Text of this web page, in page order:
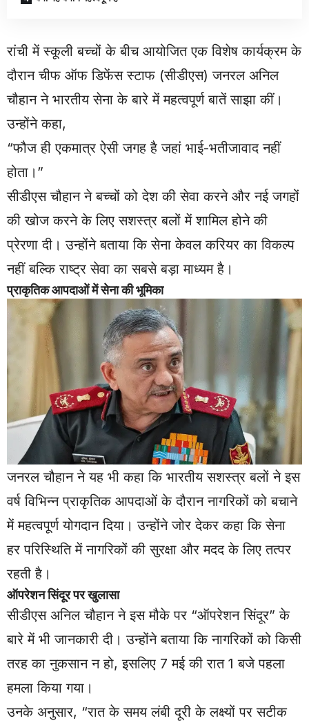
रांची में स्कूली बच्चों के बीच आयोजित एक विशेष कार्यक्रम के
दौरान चीफ ऑफ डिफेंस स्टाफ (सीडीएस) जनरल अनिल
चौहान ने भारतीय सेना के बारे में महत्वपूर्ण बातें साझा कीं।
उन्होंने कहा,
“फौज ही एकमात्र ऐसी जगह है जहां भाई-भतीजावाद नहीं
होता।”
सीडीएस चौहान ने बच्चों को देश की सेवा करने और नई जगहों
की खोज करने के लिए सशस्त्र बलों में शामिल होने की
प्रेरणा दी। उन्होंने बताया कि सेना केवल करियर का विकल्प
नहीं बल्कि राष्ट्र सेवा का सबसे बड़ा माध्यम है।
प्राकृतिक आपदाओं में सेना की भूमिका
जनरल चौहान ने यह भी कहा कि भारतीय सशस्त्र बलों ने इस
वर्ष विभिन्न प्राकृतिक आपदाओं के दौरान नागरिकों को बचाने
में महत्वपूर्ण योगदान दिया। उन्होंने जोर देकर कहा कि सेना
हर परिस्थिति में नागरिकों की सुरक्षा और मदद के लिए तत्पर
रहती है।
ऑपरेशन सिंदूर पर खुलासा
सीडीएस अनिल चौहान ने इस मौके पर “ऑपरेशन सिंदूर” के
बारे में भी जानकारी दी। उन्होंने बताया कि नागरिकों को किसी
तरह का नुकसान न हो, इसलिए 7 मई की रात 1 बजे पहला
हमला किया गया।
उनके अनुसार, “रात के समय लंबी दूरी के लक्ष्यों पर सटीक